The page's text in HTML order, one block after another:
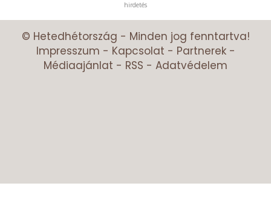
hirdetés
© Hetedhétország - Minden jog fenntartva!
Impresszum - Kapcsolat - Partnerek-
Médiaajánlat - RSS - Adatvédelem